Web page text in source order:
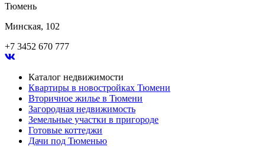
Тюмень
Минская, 102
+7 3452 670 777
Каталог недвижимости
Квартиры в новостройках Тюмени
Вторичное жилье в Тюмени
Загородная недвижимость
Земельные участки в пригороде
Готовые коттеджи
Дачи под Тюменью